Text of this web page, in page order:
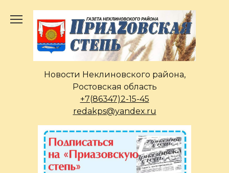
содержанию
Новости Неклиновского района,
Ростовская область
+7(86347)2-15-45
redakps@yandex.ru